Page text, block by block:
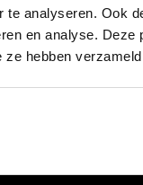
te analyseren. Ook
en analyse.
ze hebben
op voor